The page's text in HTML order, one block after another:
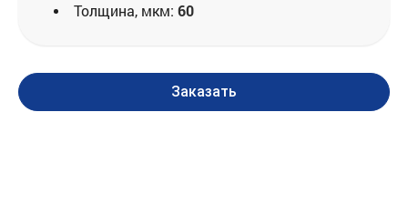
Толщина, мкм: 60
Заказать